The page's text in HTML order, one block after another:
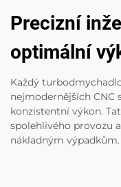
Precizní
optimální
Každý
nejmodernějších CNC
konzistentní výkon.
spolehlivého provozu
nákladným výpadkům.